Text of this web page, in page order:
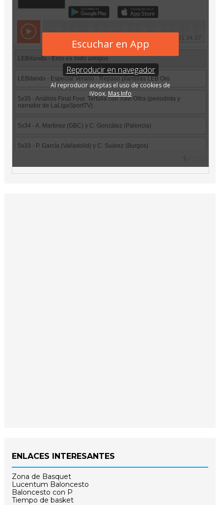
ENLACES INTERESANTES
Zona de Basquet
Lucentum Baloncesto
Baloncesto con P
Tiempo de basket